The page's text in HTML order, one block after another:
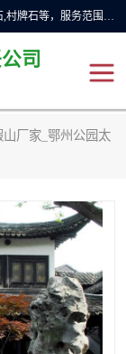
武汉明石石业公司主营景观石，门牌石，刻字石，泰山石,村牌石等，服务范围主要有：武汉，咸宁等地区。公司秉承敬业奉献、锐意创新的企业精神，从无到有，从小到大，以一种产业报国的创业精神，竭诚为客户提供服务，为社会设计财富。
司
山厂家_鄂州公园太